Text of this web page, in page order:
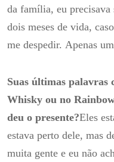
da família, eu precisava
dois meses de vida,
me despedir. Apenas
Suas últimas palavras
Whisky ou no
deu o presente?Eles
estava perto dele, mas
muita gente e eu não